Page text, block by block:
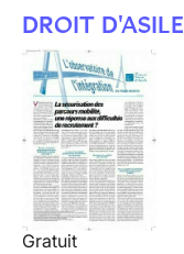
DROIT D'ASILE
Gratuit